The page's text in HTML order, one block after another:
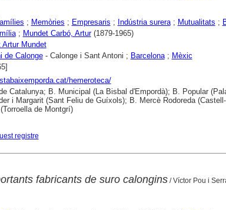
; Memòries ; Empresaris ; Indústria surera; Mutualitats ;
; Mundet Carbó, Artur(1879-1965)
Artur Mundet
de Calonge- Calonge i Sant Antoni ; Barcelona; Mèxic
hemeroteca/
Catalunya; B. Municipal (La Bisbal d'Empordà); B. Popular
i Margarit (Sant Feliu de Guíxols); B. Mercè Rodoreda
de Montgrí)
registre
fabricants de suro calongins/ Víctor Pou i